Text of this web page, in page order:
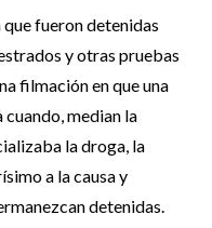
fueron detenidas
y otras pruebas
filmación en que una
median la
la droga, la
a la causa y
detenidas.